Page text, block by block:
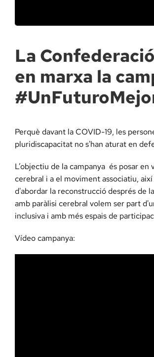
La
en marxa la
Perquè davant la COVID-19, les
pluridiscapacitat no s'han aturat en
L’objectiu de la campanya és posar en
cerebral i a el moviment associatiu,
d'abordar la reconstrucció després de
amb paràlisi cerebral volem ser part
inclusiva i amb més espais de
Vídeo campanya: